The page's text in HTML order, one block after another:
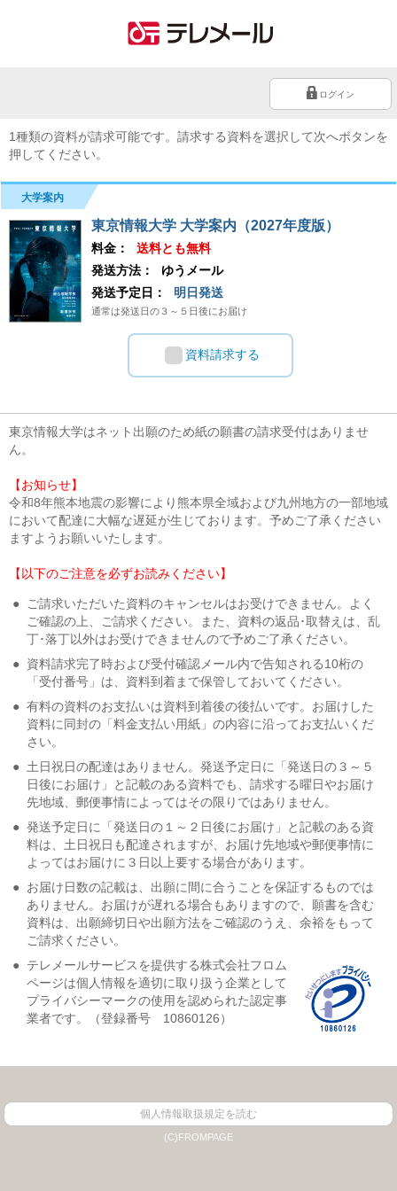
ログイン
1種類の資料が請求可能です。請求する資料を選択して次へボタンを
押してください。
大学案内
東京情報大学 大学案内（2027年度版）
料金：
送料とも無料
発送方法：
ゆうメール
発送予定日：
明日発送
通常は発送日の３～５日後にお届け
資料請求する
東京情報大学はネット出願のため紙の願書の請求受付はありませ
ん。
【お知らせ】
令和8年熊本地震の影響により熊本県全域および九州地方の一部地域
において配達に大幅な遅延が生じております。予めご了承ください
ますようお願いいたします。
【以下のご注意を必ずお読みください】
●
ご請求いただいた資料のキャンセルはお受けできません。よく
ご確認の上、ご請求ください。また、資料の返品･取替えは、乱
丁･落丁以外はお受けできませんので予めご了承ください。
● 資料請求完了時および受付確認メール内で告知される10桁の
「受付番号」は、資料到着まで保管しておいてください。
● 有料の資料のお支払いは資料到着後の後払いです。お届けした
資料に同封の「料金支払い用紙」の内容に沿ってお支払いくだ
さい。
● 土日祝日の配達はありません。発送予定日に「発送日の３～５
日後にお届け」と記載のある資料でも、請求する曜日やお届け
先地域、郵便事情によってはその限りではありません。
● 発送予定日に「発送日の１～２日後にお届け」と記載のある資
料は、土日祝日も配達されますが、お届け先地域や郵便事情に
よってはお届けに３日以上要する場合があります。
● お届け日数の記載は、出願に間に合うことを保証するものでは
ありません。お届けが遅れる場合もありますので、願書を含む
資料は、出願締切日や出願方法をご確認のうえ、余裕をもって
ご請求ください。
● テレメールサービスを提供する株式会社フロム
ページは個人情報を適切に取り扱う企業として
プライバシーマークの使用を認められた認定事
業者です。（登録番号 10860126）
個人情報取扱規定を読む
(C)FROMPAGE